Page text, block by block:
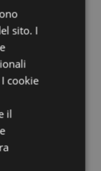
sito. I
cookie
il